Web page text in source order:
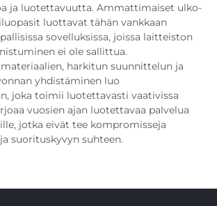
ja luotettavuutta. Ammattimaiset ulko-
luottavat tähän vankkaan
sovelluksissa, joissa laitteiston
ei ole sallittua.
harkitun suunnittelun ja
yhdistäminen luo
joka toimii luotettavasti vaativissa
vuosien ajan luotettavaa palvelua
jotka eivät tee kompromisseja
suorituskyvyn suhteen.